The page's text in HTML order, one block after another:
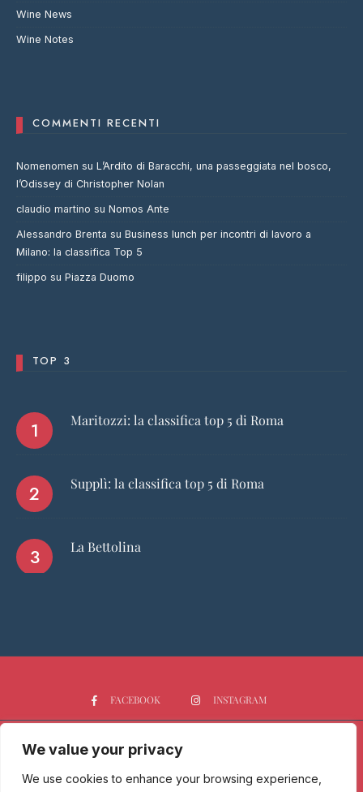
We value your privacy
We use cookies to enhance your browsing experience,
Wine News
Wine Notes
COMMENTI RECENTI
Nomenomen su L’Ardito di Baracchi, una passeggiata nel bosco,
l’Odissey di Christopher Nolan
claudio martino su Nomos Ante
Alessandro Brenta su Business lunch per incontri di lavoro a
Milano: la classifica Top 5
filippo su Piazza Duomo
TOP 3
Maritozzi: la classifica top 5 di Roma
Supplì: la classifica top 5 di Roma
La Bettolina
FACEBOOK INSTAGRAM
HOME CHI SIAMO